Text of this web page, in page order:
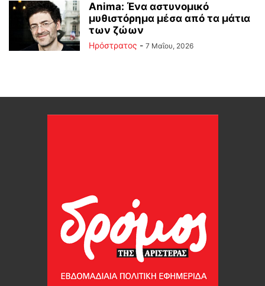
Anima: Ένα αστυνομικό
μυθιστόρημα μέσα από τα μάτια
των ζώων
Ηρόστρατος - 7 Μαΐου, 2026